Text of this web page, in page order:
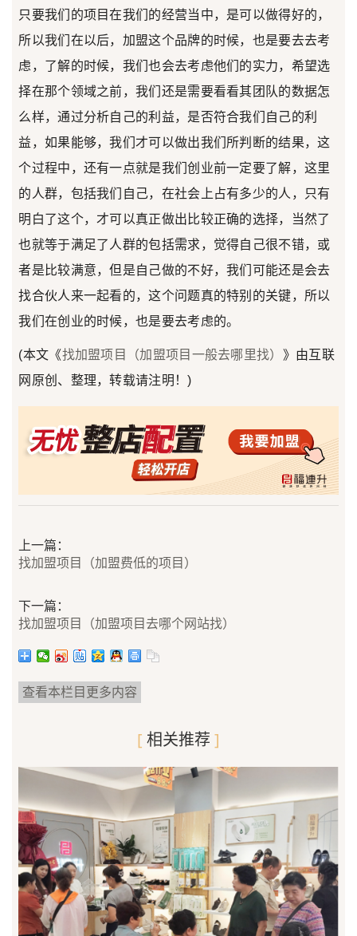
只要我们的项目在我们的经营当中，是可以做得好的，
所以我们在以后，加盟这个品牌的时候，也是要去去考
虑，了解的时候，我们也会去考虑他们的实力，希望选
择在那个领域之前，我们还是需要看看其团队的数据怎
么样，通过分析自己的利益，是否符合我们自己的利
益，如果能够，我们才可以做出我们所判断的结果，这
个过程中，还有一点就是我们创业前一定要了解，这里
的人群，包括我们自己，在社会上占有多少的人，只有
明白了这个，才可以真正做出比较正确的选择，当然了
也就等于满足了人群的包括需求，觉得自己很不错，或
者是比较满意，但是自己做的不好，我们可能还是会去
找合伙人来一起看的，这个问题真的特别的关键，所以
我们在创业的时候，也是要去考虑的。
(本文《找加盟项目（加盟项目一般去哪里找） 》由互联
网原创、整理，转载请注明！)
上一篇：
找加盟项目（加盟费低的项目）
下一篇：
找加盟项目（加盟项目去哪个网站找）
查看本栏目更多内容
[ 相关推荐 ]